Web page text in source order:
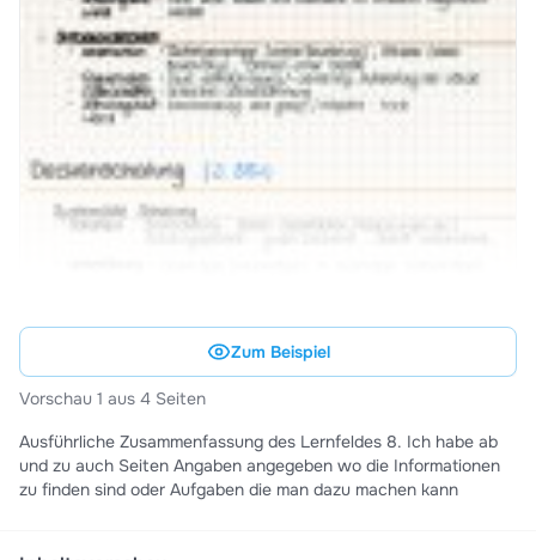
Zum Beispiel
Vorschau 1 aus 4 Seiten
Ausführliche Zusammenfassung des Lernfeldes 8. Ich habe ab
und zu auch Seiten Angaben angegeben wo die Informationen
zu finden sind oder Aufgaben die man dazu machen kann